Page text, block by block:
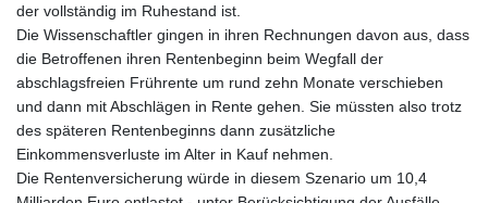
der vollständig im Ruhestand ist.
Die Wissenschaftler gingen in ihren Rechnungen davon aus, dass
die Betroffenen ihren Rentenbeginn beim Wegfall der
abschlagsfreien Frührente um rund zehn Monate verschieben
und dann mit Abschlägen in Rente gehen. Sie müssten also trotz
des späteren Rentenbeginns dann zusätzliche
Einkommensverluste im Alter in Kauf nehmen.
Die Rentenversicherung würde in diesem Szenario um 10,4